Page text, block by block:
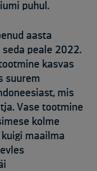
puhul.
aasta
peale 2022.
kasvas
suurem
mis
Vase tootmine
kolme
maailma